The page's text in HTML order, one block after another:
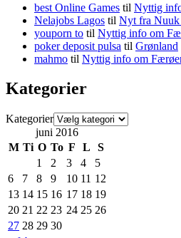
best Online Games til Nyttig
Nelajobs Lagos til Nyt fra Nuuk
youporn to til Nyttig info om
poker deposit pulsa til Grønland
mahmo til Nyttig info om
Kategorier
Kategorier
juni 2016
M Ti O To F L S
1 2 3 4
5
6
7 8 9 10 11 12
13 14 15 16 17 18 19
20 21 22 23 24 25 26
27 28 29 30